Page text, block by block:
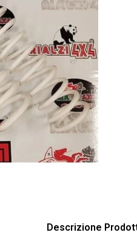
Descrizione